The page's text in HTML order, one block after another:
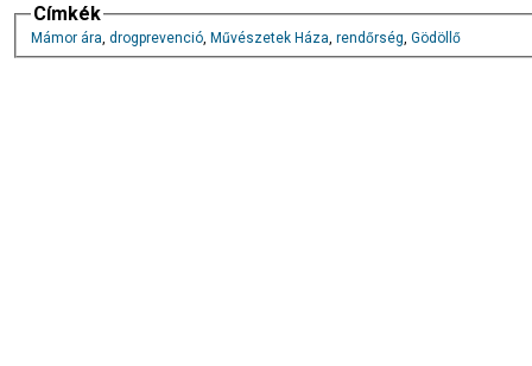
Címkék
Mámor ára, drogprevenció, Művészetek Háza, rendőrség, Gödöllő